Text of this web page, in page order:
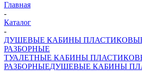
Главная
-
Каталог
-
ДУШЕВЫЕ КАБИНЫ
РАЗБОРНЫЕ
ТУАЛЕТНЫЕ КАБИНЫ
РАЗБОРНЫЕДУШЕВЫЕ КАБИНЫ